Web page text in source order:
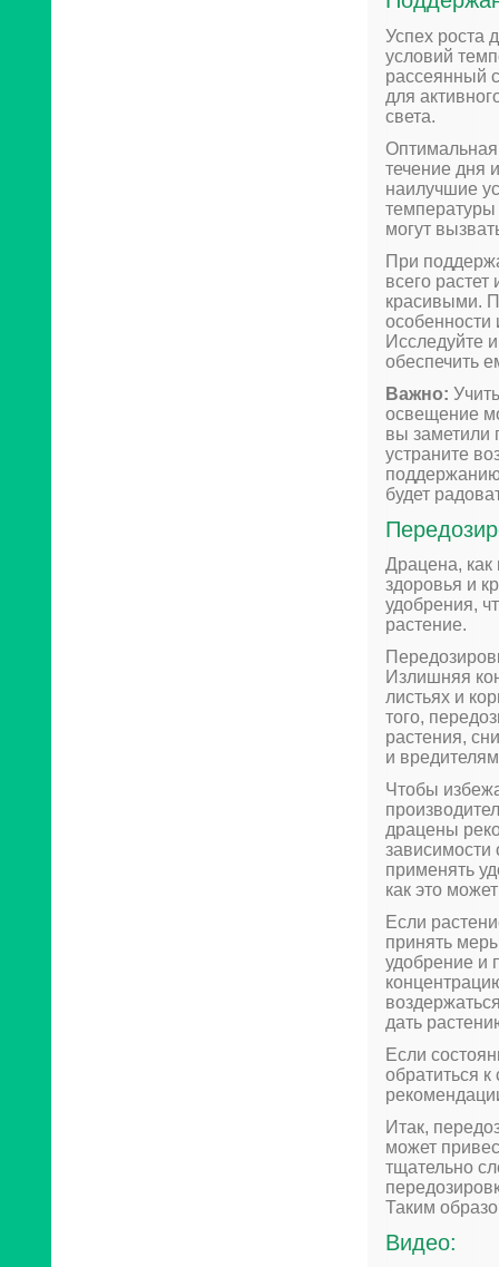
Успех роста
условий
рассеянный
для
света.
Оптимальная
течение дня
наилучшие
температуры
могут
При
всего
красивыми.
Исследуйте
обеспечить
Важно:
освещение
вы заметили
устраните
будет
Драцена, как
здоровья и
удобрения,
растение.
Излишняя
листьях и
того,
растения,
и
Чтобы
драцены
зависимости
применять
как это
Если
принять
удобрение и
дать
Если
обратиться
Итак,
может
тщательно
Таким
Видео: